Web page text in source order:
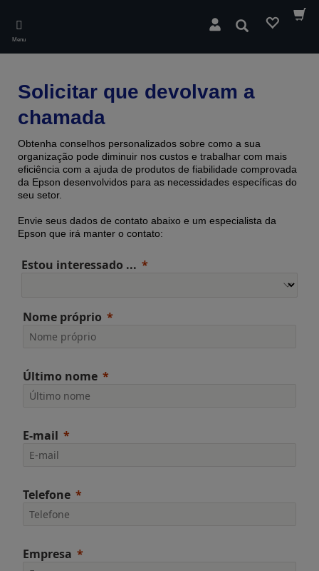
main
content
Menu
Pesquisar
Solicitar que devolvam a
chamada
Obtenha conselhos personalizados sobre como a sua
organização pode diminuir nos custos e trabalhar com mais
eficiência com a ajuda de produtos de fiabilidade comprovada ​​
da Epson desenvolvidos para as necessidades específicas do
seu setor.
Envie seus dados de contato abaixo e um especialista da
Epson que irá manter o contato:
Estou interessado ...
Nome próprio
Último nome
E-mail
Telefone
Empresa